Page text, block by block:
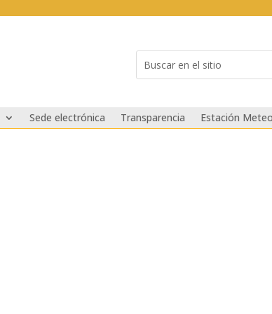
for...
Sede electrónica Transparencia Estación